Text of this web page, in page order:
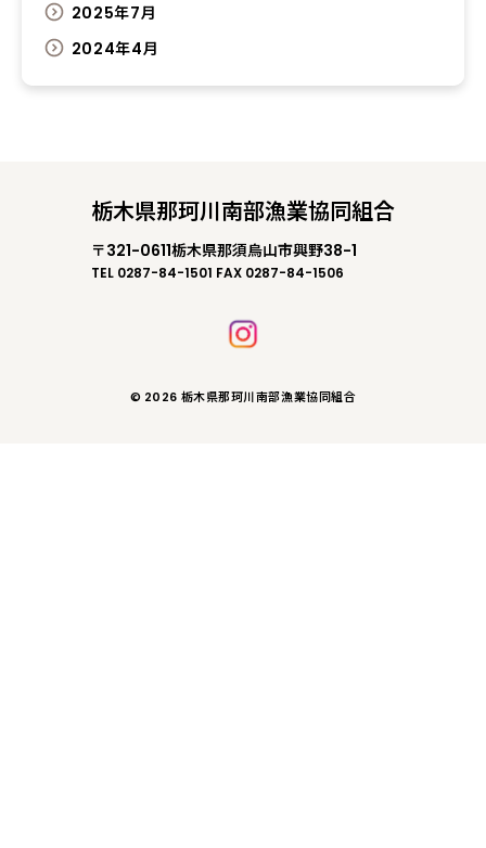
2025年7月
2024年4月
栃木県那珂川南部漁業協同組合
〒321-0611栃木県那須烏山市興野38-1
TEL 0287-84-1501 FAX 0287-84-1506
© 2026 栃木県那珂川南部漁業協同組合